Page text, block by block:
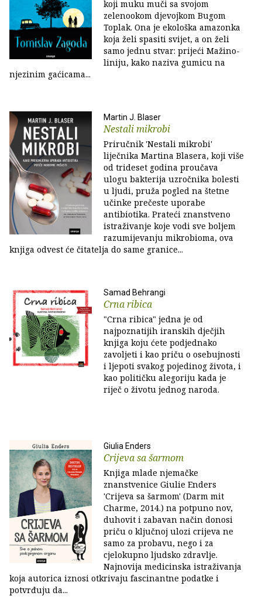
koji muku muči sa svojom
zelenookom djevojkom Bugom
Toplak. Ona je ekološka amazonka
koja želi spasiti svijet, a on želi
samo jednu stvar: prijeći Mažino-
liniju, kako naziva gumicu na
njezinim gaćicama...
Martin J. Blaser
Nestali mikrobi
Priručnik 'Nestali mikrobi'
liječnika Martina Blasera, koji više
od trideset godina proučava
ulogu bakterija uzročnika bolesti
u ljudi, pruža pogled na štetne
učinke prečeste uporabe
antibiotika. Prateći znanstveno
istraživanje koje vodi sve boljem
razumijevanju mikrobioma, ova
knjiga odvest će čitatelja do same granice...
Samad Behrangi
Crna ribica
"Crna ribica" jedna je od
najpoznatijih iranskih dječjih
knjiga koju ćete podjednako
zavoljeti i kao priču o osebujnosti
i ljepoti svakog pojedinog života, i
kao političku alegoriju kada je
riječ o životu jednog naroda.
Giulia Enders
Crijeva sa šarmom
Knjiga mlade njemačke
znanstvenice Giulie Enders
'Crijeva sa šarmom' (Darm mit
Charme, 2014.) na potpuno nov,
duhovit i zabavan način donosi
priču o ključnoj ulozi crijeva ne
samo za probavu, nego i za
cjelokupno ljudsko zdravlje.
Najnovija medicinska istraživanja
koja autorica iznosi otkrivaju fascinantne podatke i
potvrđuju da...